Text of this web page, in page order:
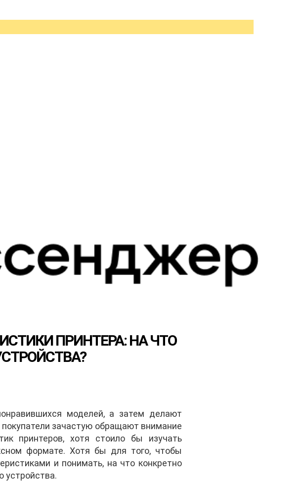
ПРИНТЕРА: НА ЧТО
моделей, а затем делают
зачастую обращают внимание
принтеров, хотя стоило бы изучать
формате. Хотя бы для того, чтобы
и понимать, на что конкретно
устройства.